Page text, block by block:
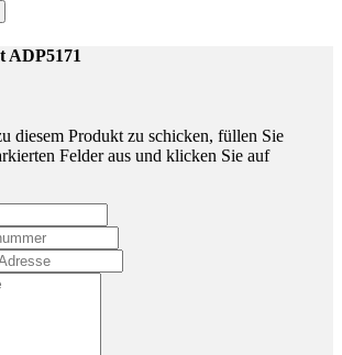
ADP5171
diesem Produkt zu schicken, füllen Sie
Felder aus und klicken Sie auf